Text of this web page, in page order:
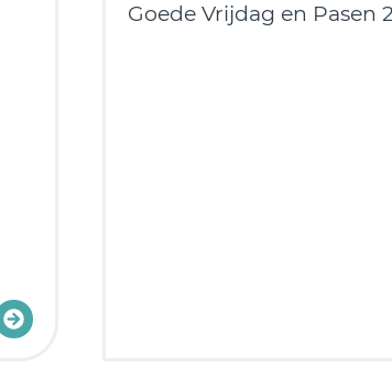
Goede Vrijdag en Pasen